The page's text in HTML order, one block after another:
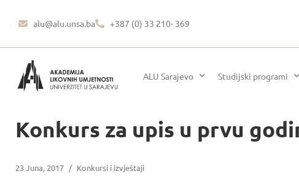
alu@alu.unsa.ba +387 (0) 33 210- 369
ALU Sarajevo Studijski programi
Konkurs za upis u prvu
23 Juna, 2017 / Konkursi i izvještaji